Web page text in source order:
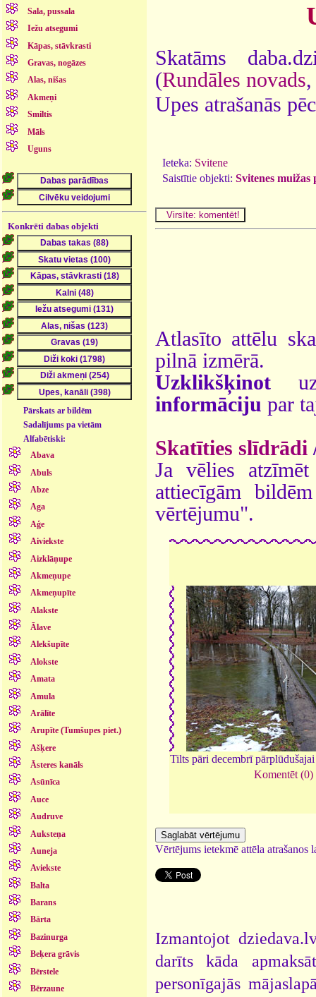
Sala, pussala
Iežu atsegumi
Kāpas, stāvkrasti
Gravas, nogāzes
Alas, nišas
Akmeņi
Smiltis
Māls
Uguns
Konkrēti dabas objekti
Pārskats ar bildēm
Sadalījums pa vietām
Alfabētiski:
Abava
Abuls
Abze
Aga
Aģe
Aiviekste
Aizklāņupe
Akmeņupe
Akmeņupīte
Alakste
Ālave
Alekšupīte
Alokste
Amata
Amula
Arālīte
Arupīte (Tumšupes piet.)
Ašķere
Āsteres kanāls
Asūnīca
Auce
Audruve
Auksteņa
Auneja
Aviekste
Balta
Barans
Bārta
Bazinurga
Beķera grāvis
Bērstele
Bērzaune
Skatāms
(Rundāles novads
Upes atrašanās
Ieteka: Svitene
Saistītie objekti: Svitenes muižas
Atlasīto attēlu
pilnā izmērā.
Uzklikšķinot
informāciju par
Skatīties slīdrādi
Ja vēlies
attiecīgām
vērtējumu".
Tilts pāri decembrī
Komentēt (0)
Vērtējums ietekmē attēla atrašanos
Izmantojot
darīts kāda
personīgajās